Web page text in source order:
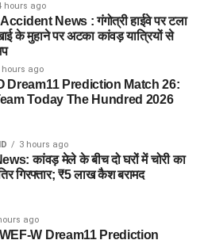
hours ago
News : गंगोत्री हाईवे पर टला
के मुहाने पर अटका कांवड़ यात्रियों से
hours ago
Dream11 Prediction Match 26:
Today The Hundred 2026
3 hours ago
कांवड़ मेले के बीच दो घरों में चोरी का
गिरफ्तार; ₹5 लाख कैश बरामद
ago
W Dream11 Prediction